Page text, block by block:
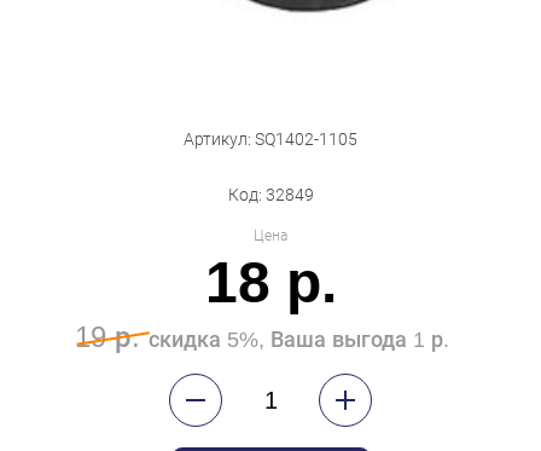
Артикул: SQ1402-1105
Код: 32849
Цена
18 р.
19 р.скидка 5%, Ваша выгода 1 р.